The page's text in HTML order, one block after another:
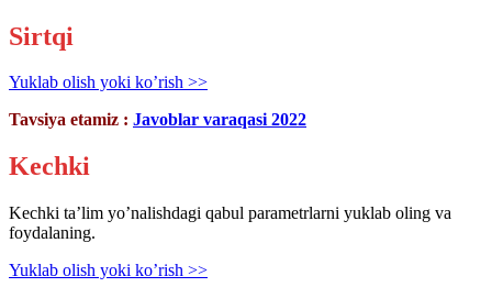
Sirtqi
Yuklab olish yoki ko’rish >>
Tavsiya etamiz : Javoblar varaqasi 2022
Kechki
Kechki ta’lim yo’nalishdagi qabul parametrlarni yuklab oling va
foydalaning.
Yuklab olish yoki ko’rish >>